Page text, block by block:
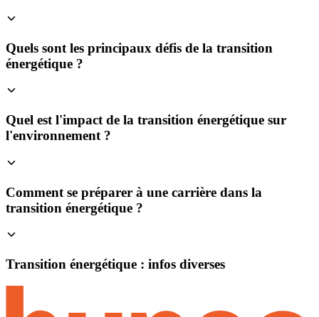
Quels sont les principaux défis de la transition
énergétique ?
Quel est l'impact de la transition énergétique sur
l'environnement ?
Comment se préparer à une carrière dans la
transition énergétique ?
Transition énergétique : infos diverses